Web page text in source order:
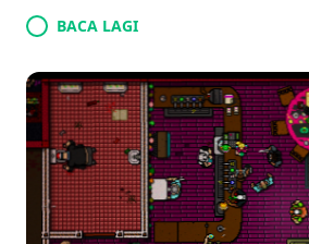
dilema etika yang berkembang
masa asal. Berlatarbelakangkan
brutal dan dipenuhi cahaya
dalam aksi pantas yang
pertempuran strategik dan
Permainan ini terkenal dengan
penuh tenaga dan estetik retro
unik, memberikan pengalaman
BACA LAGI